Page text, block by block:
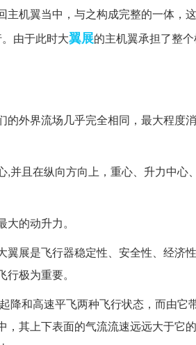
机翼当中，与之构成完整的一体，
由于此时大翼展的主机翼承担了整
外界流场几乎完全相同，最大程度
且在纵向方向上，重心、升力中心
的动升力。
展是飞行器稳定性、安全性、经济
极为重要。
降和高速平飞两种飞行状态，而由它
其上下表面的气流流速远远大于它